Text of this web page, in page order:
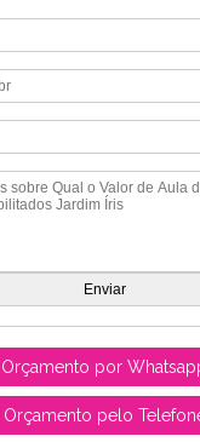
Orçamento por
Orçamento pelo